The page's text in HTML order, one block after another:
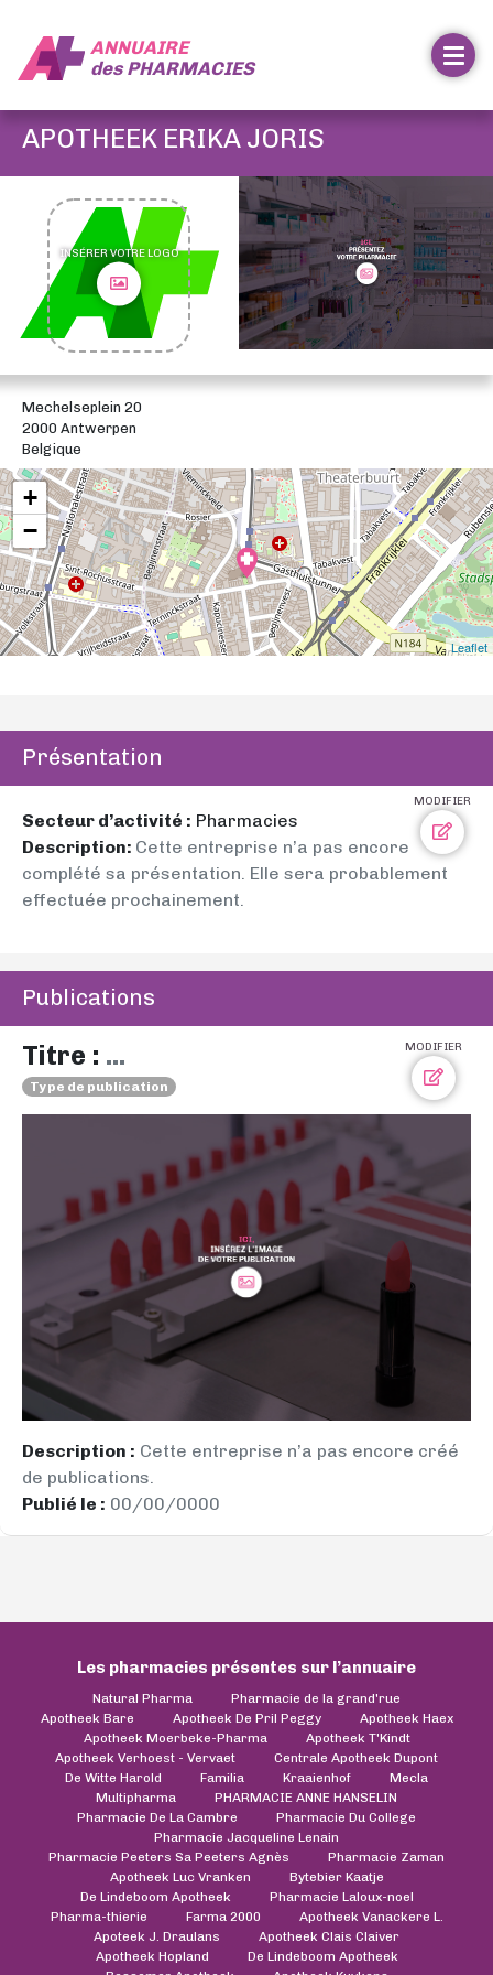
ANNUAIRE
desPHARMACIES
APOTHEEK ERIKA JORIS
INSÉRER VOTRE LOGO
Mechelseplein 20
2000 Antwerpen
Belgique
+
−
Leaflet
Présentation
MODIFIER
Secteur d’activité : Pharmacies
Description: Cette entreprise n’a pas encore
complété sa présentation. Elle sera probablement
effectuée prochainement.
Publications
MODIFIER
Titre : ...
Type de publication
Description : Cette entreprise n’a pas encore créé
de publications.
Publié le : 00/00/0000
Les pharmacies présentes sur l’annuaire
Natural Pharma
Pharmacie de la grand'rue
Apotheek Bare
Apotheek De Pril Peggy
Apotheek Haex
Apotheek Moerbeke-Pharma
Apotheek T'Kindt
Apotheek Verhoest - Vervaet
Centrale Apotheek Dupont
De Witte Harold
Familia Kraaienhof
Mecla
Multipharma
PHARMACIE ANNE HANSELIN
Pharmacie De La Cambre
Pharmacie Du College
Pharmacie Jacqueline Lenain
Pharmacie Peeters Sa Peeters Agnès
Pharmacie Zaman
Apotheek Luc Vranken
Bytebier Kaatje
De Lindeboom Apotheek
Pharmacie Laloux-noel
Pharma-thierie
Farma 2000
Apotheek Vanackere L.
Apoteek J. Draulans
Apotheek Clais Claiver
Apotheek Hopland
De Lindeboom Apotheek